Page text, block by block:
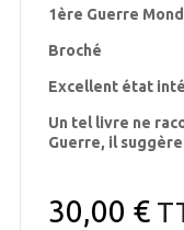
1ère Guerre
Broché
Excellent état
Un tel livre ne
Guerre, il
30,00 €